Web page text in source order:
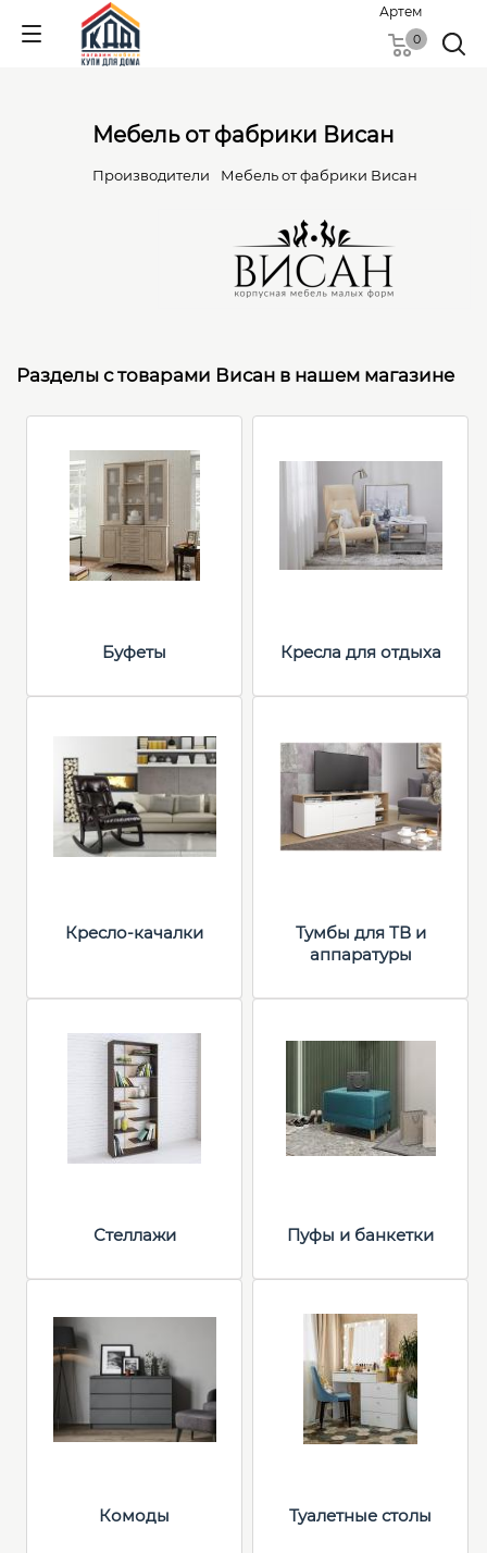
Артем
0
Мебель от фабрики Висан
Производители Мебель от фабрики Висан
Разделы с товарами Висан в нашем магазине
Буфеты Кресла для отдыха
Кресло-качалки
Тумбы для ТВ и
аппаратуры
Стеллажи Пуфы и банкетки
Комоды Туалетные столы